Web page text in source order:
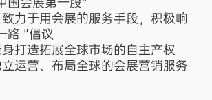
力于用会展的服务手段，积极响
路 ”倡议
打造拓展全球市场的自主产权
运营、布局全球的会展营销服务